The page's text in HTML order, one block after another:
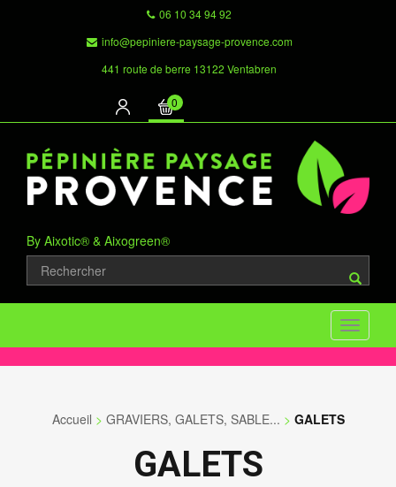
06 10 34 94 92
info@pepiniere-paysage-provence.com
441 route de berre 13122 Ventabren
0
By Aixotic® & Aixogreen®
Toggle
Accueil > GRAVIERS, GALETS, SABLE... > GALETS
GALETS